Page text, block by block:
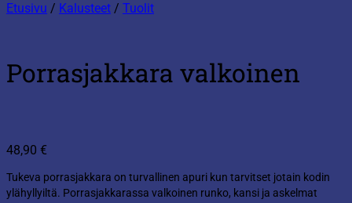
Etusivu / Kalusteet / Tuolit
Porrasjakkara valkoinen
48,90 €
Tukeva porrasjakkara on turvallinen apuri kun tarvitset jotain kodin
ylähyllyiltä. Porrasjakkarassa valkoinen runko, kansi ja askelmat